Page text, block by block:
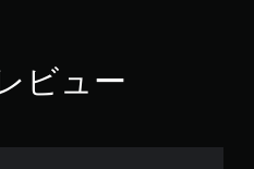
ビュー